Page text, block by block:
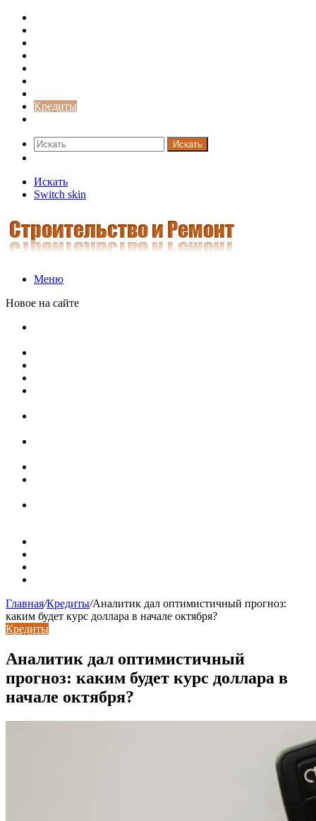
Кредиты
Искать
Искать
Switch skin
Меню
Новое на сайте
Главная/Кредиты/Аналитик дал оптимистичный прогноз:
каким будет курс доллара в начале октября?
Кредиты
Аналитик дал оптимистичный
прогноз: каким будет курс доллара в
начале октября?